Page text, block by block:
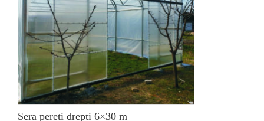
Sera pereti drepti 6×30 m